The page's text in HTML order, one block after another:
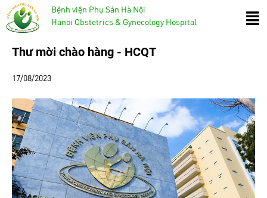
Bệnh viện Phụ Sản Hà Nội
Hanoi Obstetrics & Gynecology Hospital
Thư mời chào hàng - HCQT
17/08/2023